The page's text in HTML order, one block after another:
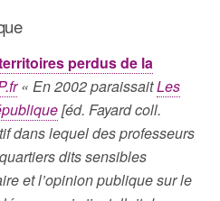
perdus de la
« En 2002 paraissaitLes
[éd. Fayard coll.
dans lequel des professeurs
dits sensibles
et l’opinion publique sur le